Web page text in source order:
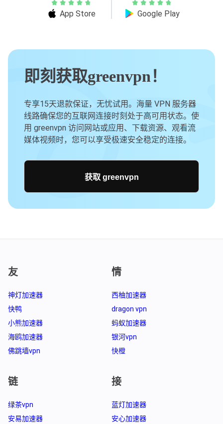
App Store Google Play
即刻获取greenvpn！
专享15天退款保证，无忧试用。海量 VPN 服务器
线路确保您的互联网连接时刻处于高可用状态。使
用 greenvpn 访问网站或应用、下载资源、观看流
媒体视频时，您可以享受极速安全稳定的连接。
获取 greenvpn
友
神灯加速器
快鸭
小熊加速器
海鸥加速器
佛跳墙vpn
情
西柚加速器
dragon vpn
蚂蚁加速器
银河vpn
快橙
链
绿茶vpn
安易加速器
接
蓝灯加速器
安心加速器